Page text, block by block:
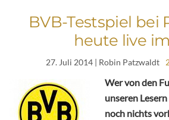
BVB-Testspiel bei
heute live
27. Juli 2014 | Robin Patzwaldt
Wer von den
unseren
noch nichts